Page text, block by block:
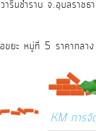
รินชำราบ จ.อุบลราชธ
ขยะ หมู่ที่ 5 ราคากลาง
KM การจั